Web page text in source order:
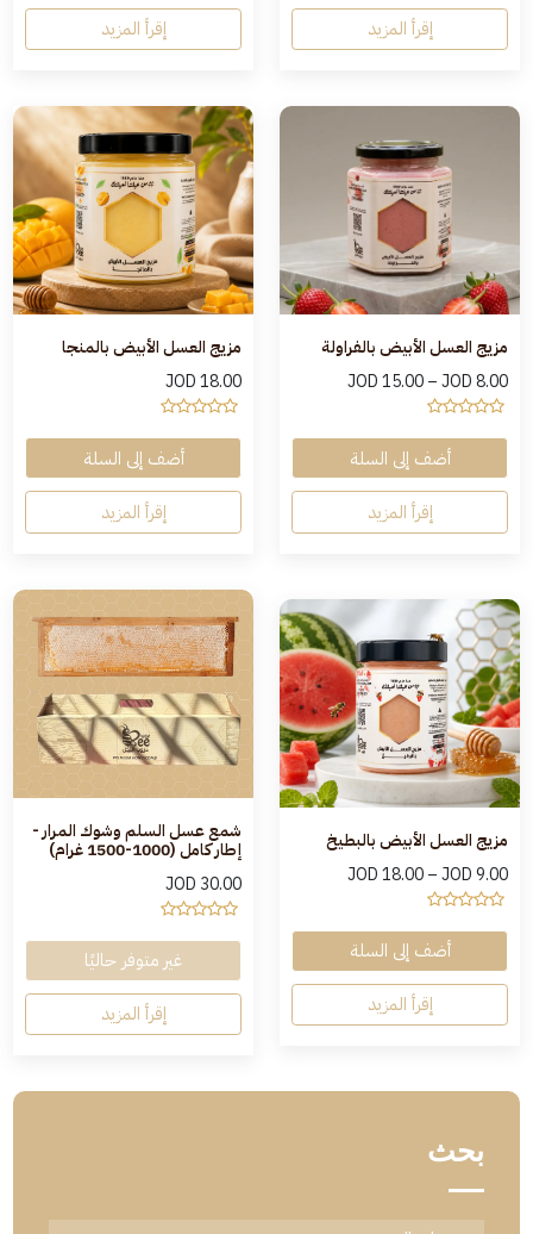
بحث
إقرأ المزيد إقرأ المزيد
مزيج العسل الأبيض بالفراولة
JOD8.00
–
JOD15.00
أضف إلى السلة
إقرأ المزيد
مزيج العسل الأبيض بالمنجا
JOD18.00
أضف إلى السلة
إقرأ المزيد
مزيج العسل الأبيض بالبطيخ
JOD9.00
–
JOD18.00
أضف إلى السلة
إقرأ المزيد
شمع عسل السلم وشوك المرار -
إطار كامل (1000-1500 غرام)
JOD 30.00
غير متوفر حاليًا
إقرأ المزيد